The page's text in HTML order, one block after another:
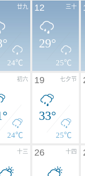
廿九
24℃
三十
12
29°
25℃
初六
24℃
七夕节
19
33°
25℃
十三 十四
26